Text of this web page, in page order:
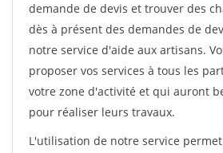
demande de devis et trouver des
dès à présent des demandes de
notre service d'aide aux artisans.
proposer vos services à tous les
votre zone d'activité et qui auront
pour réaliser leurs travaux.
L'utilisation de notre service